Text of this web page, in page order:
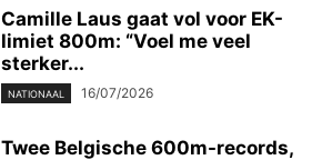
Camille Laus gaat vol voor EK-
limiet 800m: “Voel me veel
sterker...
NATIONAAL 16/07/2026
Twee Belgische 600m-records,